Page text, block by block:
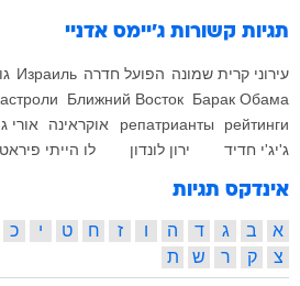
תגיות קשורות ג'יימס אדניי
עירוני קרית שמונה הפועל חדרה Израиль
Барак Обама
Ближний Восток
рейтинги
репатрианты אוקראינה אורי
ג'יג'י חדיד
ירון לונדון לו הייתי פיראט
אינדקס תגיות
א ב ג ד ה ו ז ח ט י כ
צ
ק ר ש ת